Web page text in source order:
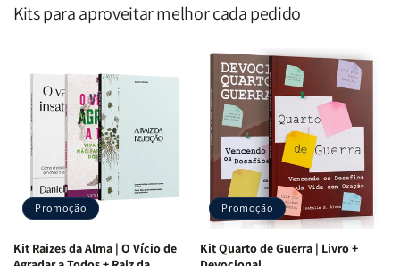
Kits para aproveitar melhor cada pedido
Promoção
Kit Raizes da Alma | O Vício de
Promoção
Kit Quarto de Guerra | Livro +